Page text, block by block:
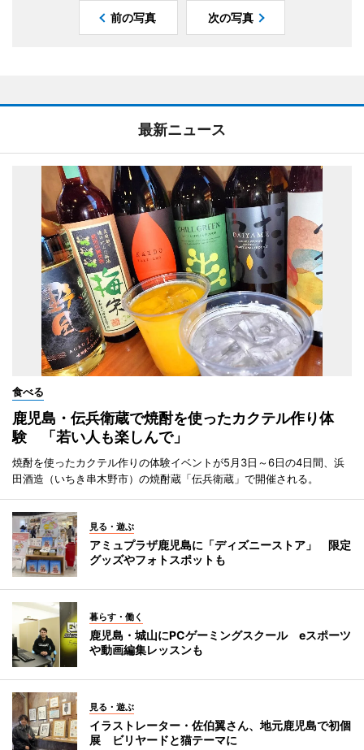
前の写真 次の写真
最新ニュース
食べる
鹿児島・伝兵衛蔵で焼酎を使ったカクテル作り体
験 「若い人も楽しんで」
焼酎を使ったカクテル作りの体験イベントが5月3日～6日の4日間、浜
田酒造（いちき串木野市）の焼酎蔵「伝兵衛蔵」で開催される。
見る・遊ぶ
アミュプラザ鹿児島に「ディズニーストア」 限定
グッズやフォトスポットも
暮らす・働く
鹿児島・城山にPCゲーミングスクール eスポーツ
や動画編集レッスンも
見る・遊ぶ
イラストレーター・佐伯翼さん、地元鹿児島で初個
展 ビリヤードと猫テーマに